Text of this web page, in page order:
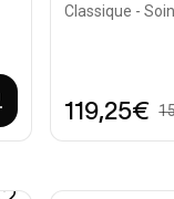
Classique -
119,25€